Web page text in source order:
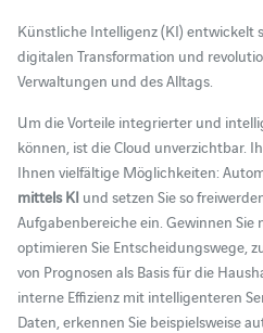
Künstliche Intelligenz (KI) entwickelt
digitalen Transformation und
Verwaltungen und des Alltags.
Um die Vorteile integrierter und
können, ist die Cloud unverzichtbar.
Ihnen vielfältige Möglichkeiten:
mittels KI und setzen Sie so
Aufgabenbereiche ein. Gewinnen Sie
optimieren Sie Entscheidungswege,
von Prognosen als Basis für die
interne Effizienz mit intelligenteren
Daten, erkennen Sie beispielsweise